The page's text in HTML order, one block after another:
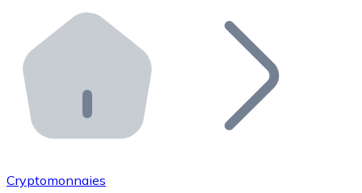
Distributeurs automatiques Bitnovo
Intégrez un ATM Bitnovo dans votre entreprise et
API Bitnovo
Intégrez notre API dans votre écosystème.
Rejoignez notre réseau de distributeurs et
Cryptomonnaies